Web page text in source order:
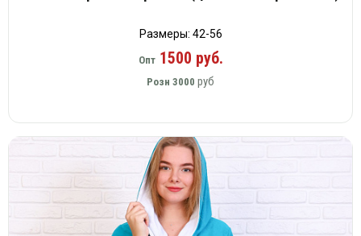
Размеры: 42-56
Опт1500 руб.
Розн 3000 руб